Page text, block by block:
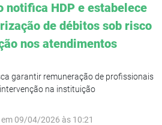
notifica HDP e estabelece
de débitos sob risco
nos atendimentos
garantir remuneração de profissionais
na instituição
09/04/2026 às 10:21